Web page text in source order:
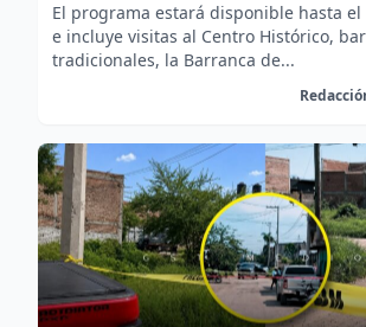
El programa estará disponible hasta el
e incluye visitas al Centro Histórico,
tradicionales, la Barranca de...